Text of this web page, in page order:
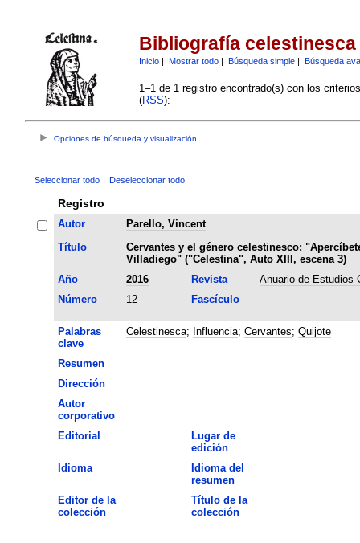
Bibliografía celestinesca
Inicio| Mostrar todo| Búsqueda simple| Búsqueda
1–1 de 1 registro encontrado(s) con los
(RSS):
Opciones de búsqueda y visualización
Seleccionar todo Deseleccionar todo
Registro
Autor
Parello, Vincent
Título
Cervantes y el género celestinesco:
Villadiego" ("Celestina", Auto XIII, escena 3)
Año
2016 Revista
Anuario de Estudios
Número
12 Fascículo
Palabras
clave
Celestinesca; Influencia; Cervantes; Quijote
Resumen
Dirección
Autor
corporativo
Editorial
Lugar de
edición
Idioma
Idioma del
resumen
Editor de la
colección
Título de la
colección